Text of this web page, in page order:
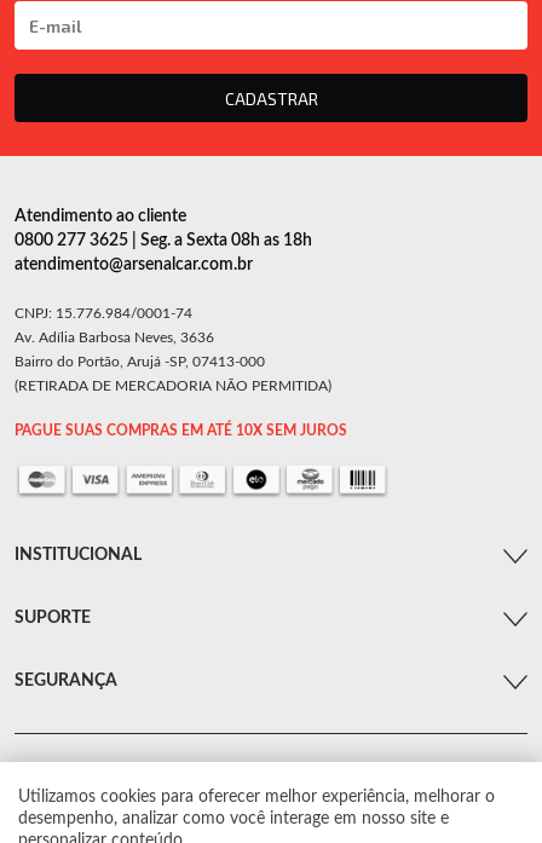
CADASTRAR
Utilizamos cookies para oferecer melhor experiência, melhorar o
desempenho, analizar como você interage em nosso site e
Atendimento ao cliente
0800 277 3625 | Seg. a Sexta 08h as 18h
atendimento@arsenalcar.com.br
CNPJ: 15.776.984/0001-74
Av. Adília Barbosa Neves, 3636
Bairro do Portão, Arujá -SP, 07413-000
(RETIRADA DE MERCADORIA NÃO PERMITIDA)
PAGUE SUAS COMPRAS EM ATÉ 10X SEM JUROS
INSTITUCIONAL
SUPORTE
SEGURANÇA
© Arsenal Car. Todos os direitos reservados.
Proibida reprodução total ou parcial. Preços e estoque sujeito a alterações sem